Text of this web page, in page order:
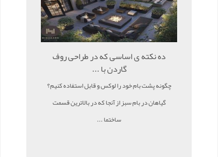
ده نکته ی اساسی که در طراحی روف
گاردن با ...
چگونه پشت بام خود را لوکس و قابل استفاده کنیم؟
گیاهان در بام سبز از آنجا که در بالاترین قسمت
ساختما ...